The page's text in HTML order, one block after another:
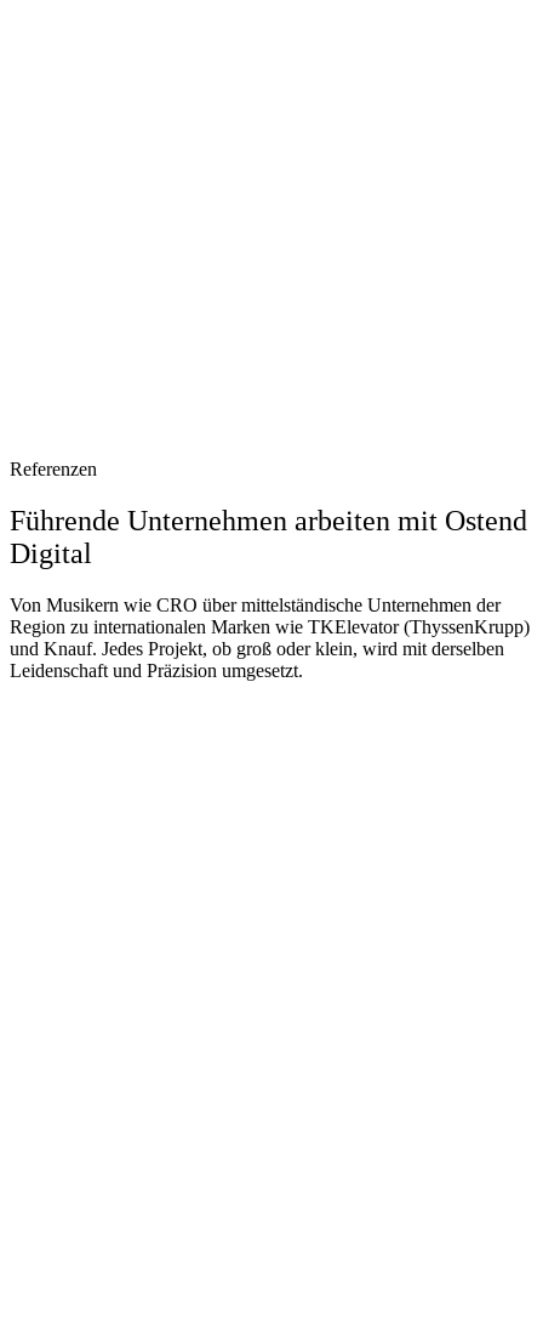
Referenzen
Führende Unternehmen arbeiten mit Ostend
Digital
Von Musikern wie CRO über mittelständische Unternehmen der
Region zu internationalen Marken wie TKElevator (ThyssenKrupp)
und Knauf. Jedes Projekt, ob groß oder klein, wird mit derselben
Leidenschaft und Präzision umgesetzt.